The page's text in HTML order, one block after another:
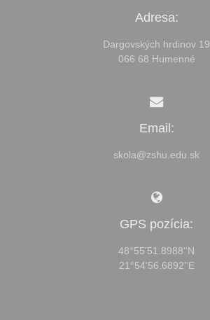
Adresa:
Dargovských hrdinov 19
066 68 Humenné
Email:
skola@zshu.edu.sk
GPS pozícia:
48°55'51.8988''N
21°54'56.6892''E